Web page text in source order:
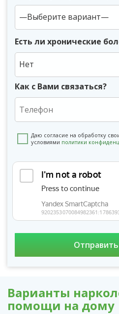
Есть ли хронические
Нет
Как с Вами связаться?
Даю согласие на обработку
условиями политики
Варианты
помощи на дому